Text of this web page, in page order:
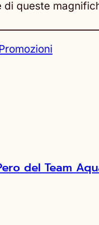
queste
del Team